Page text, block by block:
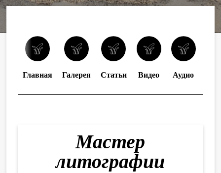
Главная Галерея Статьи Видео Аудио
Мастер
литографии